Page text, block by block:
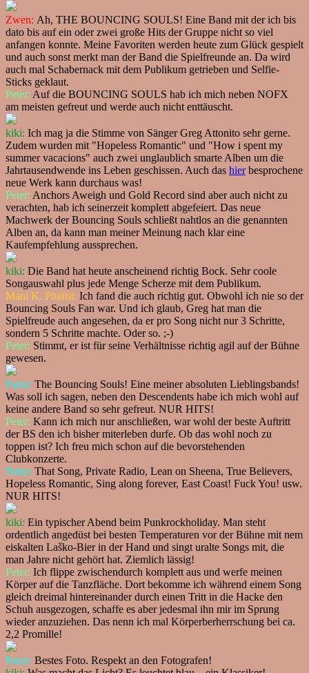
Zwen: Ah, THE BOUNCING SOULS! Eine Band mit der ich bis
dato bis auf ein oder zwei große Hits der Gruppe nicht so viel
anfangen konnte. Meine Favoriten werden heute zum Glück gespielt
und auch sonst merkt man der Band die Spielfreunde an. Da wird
auch mal Schabernack mit dem Publikum getrieben und Selfie-
Sticks geklaut.
Peter: Auf die BOUNCING SOULS hab ich mich neben NOFX
am meisten gefreut und werde auch nicht enttäuscht.
kiki: Ich mag ja die Stimme von Sänger Greg Attonito sehr gerne.
Zudem wurden mit "Hopeless Romantic" und "How i spent my
summer vacacions" auch zwei unglaublich smarte Alben um die
Jahrtausendwende ins Leben geschissen. Auch das hierbesprochene
neue Werk kann durchaus was!
Peter: Anchors Aweigh und Gold Record sind aber auch nicht zu
verachten, hab ich seinerzeit komplett abgefeiert. Das neue
Machwerk der Bouncing Souls schließt nahtlos an die genannten
Alben an, da kann man meiner Meinung nach klar eine
Kaufempfehlung aussprechen.
kiki: Die Band hat heute anscheinend richtig Bock. Sehr coole
Songauswahl plus jede Menge Scherze mit dem Publikum.
Mani K. Pitalist: Ich fand die auch richtig gut. Obwohl ich nie so der
Bouncing Souls Fan war. Und ich glaub, Greg hat man die
Spielfreude auch angesehen, da er pro Song nicht nur 3 Schritte,
sondern 5 Schritte machte. Oder so. ;-)
Peter: Stimmt, er ist für seine Verhältnisse richtig agil auf der Bühne
gewesen.
Patze: The Bouncing Souls! Eine meiner absoluten Lieblingsbands!
Was soll ich sagen, neben den Descendents habe ich mich wohl auf
keine andere Band so sehr gefreut. NUR HITS!
Peter: Kann ich mich nur anschließen, war wohl der beste Auftritt
der BS den ich bisher miterleben durfe. Ob das wohl noch zu
toppen ist? Ich freu mich schon auf die bevorstehenden
Clubkonzerte.
Patze: That Song, Private Radio, Lean on Sheena, True Believers,
Hopeless Romantic, Sing along forever, East Coast! Fuck You! usw.
NUR HITS!
kiki: Ein typischer Abend beim Punkrockholiday. Man steht
ordentlich angedüst bei besten Temperaturen vor der Bühne mit nem
eiskalten Laško-Bier in der Hand und singt uralte Songs mit, die
man Jahre nicht gehört hat. Ziemlich lässig!
Peter: Ich flippe zwischendurch komplett aus und werfe meinen
Körper auf die Tanzfläche. Dort bekomme ich während einem Song
gleich dreimal hintereinander durch einen Tritt in die Hacke den
Schuh ausgezogen, schaffe es aber jedesmal ihn mir im Sprung
wieder anzuziehen. Das nenn ich mal Körperberherrschung bei ca.
2,2 Promille!
Patze: Bestes Foto. Respekt an den Fotografen!